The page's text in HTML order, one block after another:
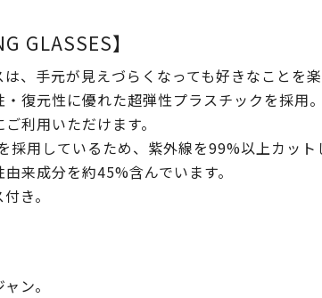
GLASSES】
、手元が見えづらくなっても好きなことを
復元性に優れた超弾性プラスチックを採用。
利用いただけます。
採用しているため、紫外線を99%以上カット
来成分を約45%含んでいます。
き。
ン。